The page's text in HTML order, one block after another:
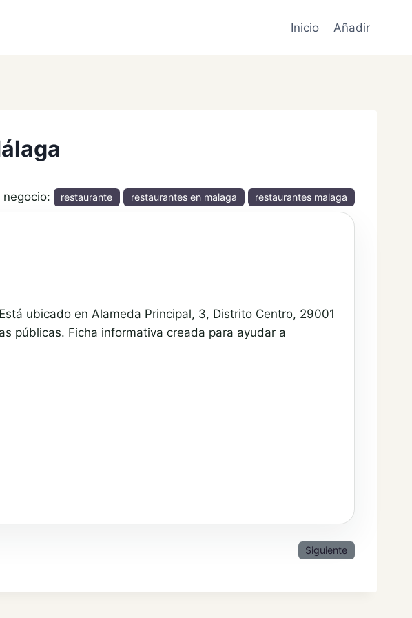
Inicio Añadir
restaurante restaurantes en malaga restaurantes malaga
ubicado en Alameda Principal, 3, Distrito Centro, 29001
públicas. Ficha informativa creada para ayudar a
Siguiente